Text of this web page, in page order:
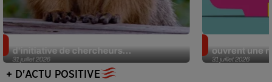
31 juillet 2026
d’initiative de chercheurs...
31 juillet 2026
ouvrent une
+ D'ACTU POSITIVE